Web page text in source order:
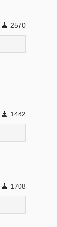
2570
1482
1708